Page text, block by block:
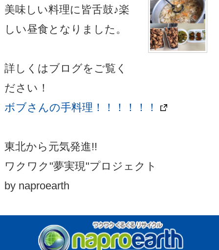
美味しい料理に皆舌鼓♪楽
しい昼食となりました。
詳しくはブログをご覧く
ださい！
ボブさんの手料理！！！！！！
東北から元気発進!!
ワクワク"夢実現"プロジェクト
by naproearth